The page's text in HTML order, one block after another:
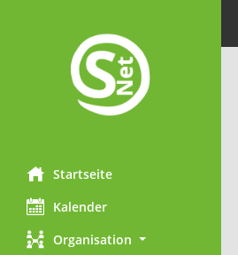
Startseite
Kalender
Organisation